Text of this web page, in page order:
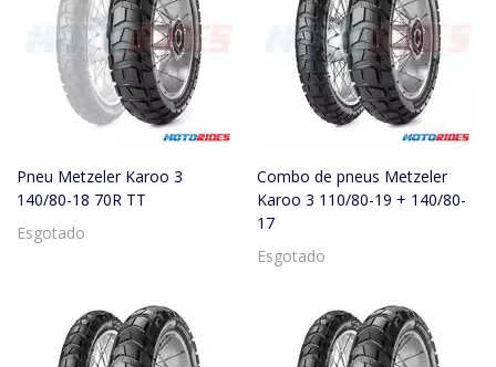
Pneu Metzeler Karoo 3
140/80-18 70R TT
Esgotado
Combo de pneus Metzeler
Karoo 3 110/80-19 + 140/80-
17
Esgotado